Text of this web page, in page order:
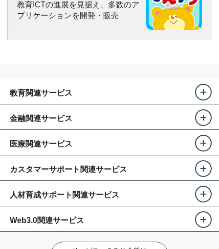
教育ICTの進展を見据え、 多数のア
プリケーションを開発・販売
教育関連サービス
金融関連サービス
医療関連サービス
カスタマーサポート関連サービス
人材育成サポート関連サービス
Web3.0関連サービス